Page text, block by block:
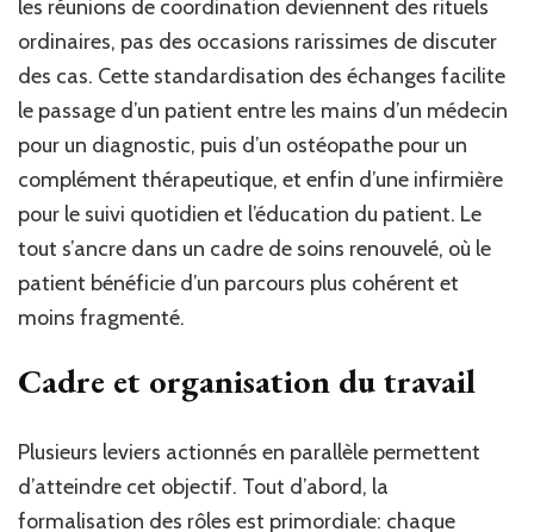
les réunions de coordination deviennent des rituels
ordinaires, pas des occasions rarissimes de discuter
des cas. Cette standardisation des échanges facilite
le passage d’un patient entre les mains d’un médecin
pour un diagnostic, puis d’un ostéopathe pour un
complément thérapeutique, et enfin d’une infirmière
pour le suivi quotidien et l’éducation du patient. Le
tout s’ancre dans un cadre de soins renouvelé, où le
patient bénéficie d’un parcours plus cohérent et
moins fragmenté.
Cadre et organisation du travail
Plusieurs leviers actionnés en parallèle permettent
d’atteindre cet objectif. Tout d’abord, la
formalisation des rôles est primordiale: chaque